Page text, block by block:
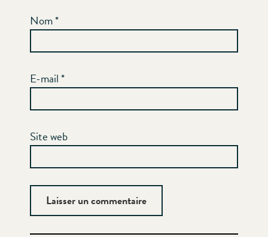
Nom*
E-mail*
Site web